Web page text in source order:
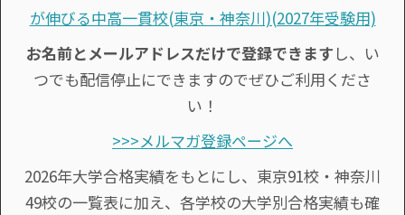
が伸びる中高一貫校(東京・神奈川)(2027年受験用)
お名前とメールアドレスだけで登録できます し、い
つでも配信停止にできますのでぜひご利用くださ
い！
>>>メルマガ登録ページへ
2026年大学合格実績をもとにし、東京91校・神奈川
49校の一覧表に加え、各学校の大学別合格実績も確